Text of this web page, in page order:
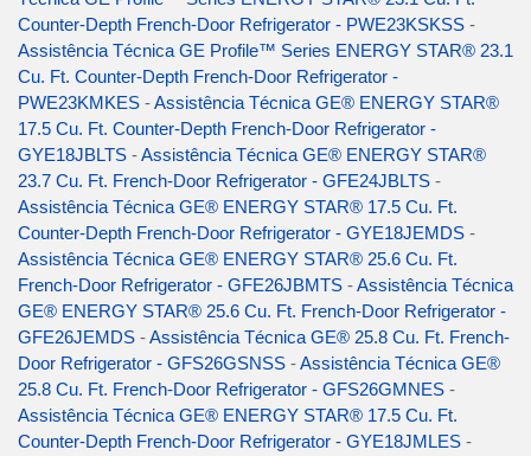
Counter-Depth French-Door Refrigerator - PWE23KSKSS -
Assistência Técnica GE Profile™ Series ENERGY STAR® 23.1
Cu. Ft. Counter-Depth French-Door Refrigerator -
PWE23KMKES -Assistência Técnica GE® ENERGY STAR®
17.5 Cu. Ft. Counter-Depth French-Door Refrigerator -
GYE18JBLTS -Assistência Técnica GE® ENERGY STAR®
23.7 Cu. Ft. French-Door Refrigerator - GFE24JBLTS -
Assistência Técnica GE® ENERGY STAR® 17.5 Cu. Ft.
Counter-Depth French-Door Refrigerator - GYE18JEMDS -
Assistência Técnica GE® ENERGY STAR® 25.6 Cu. Ft.
French-Door Refrigerator - GFE26JBMTS -Assistência Técnica
GE® ENERGY STAR® 25.6 Cu. Ft. French-Door Refrigerator -
GFE26JEMDS -Assistência Técnica GE® 25.8 Cu. Ft. French-
Door Refrigerator - GFS26GSNSS -Assistência Técnica GE®
25.8 Cu. Ft. French-Door Refrigerator - GFS26GMNES -
Assistência Técnica GE® ENERGY STAR® 17.5 Cu. Ft.
Counter-Depth French-Door Refrigerator - GYE18JMLES -